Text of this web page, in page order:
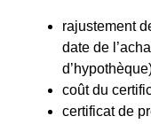
rajustement
date de
coût du
certificat de